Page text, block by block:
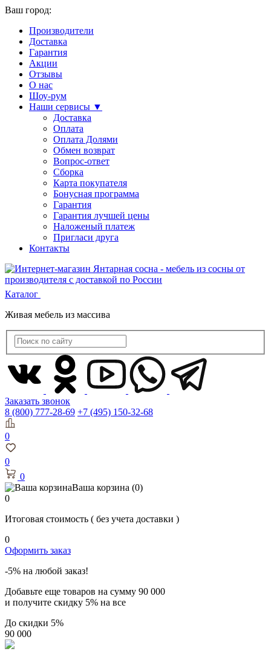
Ваш город:
Производители
Доставка
Гарантия
Акции
Отзывы
О нас
Шоу-рум
Наши сервисы ▼
Доставка
Оплата
Оплата Долями
Обмен возврат
Вопрос-ответ
Сборка
Карта покупателя
Бонусная программа
Гарантия
Гарантия лучшей цены
Наложеный платеж
Пригласи друга
Контакты
Каталог
Живая мебель из массива
Заказать звонок
8 (800) 777-28-69 +7 (495) 150-32-68
0
0
0
Ваша корзина (0)
0
Итоговая стоимость ( без учета доставки )
0
Оформить заказ
-5% на любой заказ!
Добавьте еще товаров на сумму 90 000
и получите скидку 5% на все
До скидки 5%
90 000